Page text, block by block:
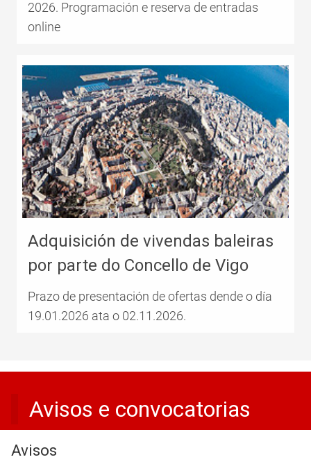
2026. Programación e reserva de entradas
online
Adquisición de vivendas baleiras
por parte do Concello de Vigo
Prazo de presentación de ofertas dende o día
19.01.2026 ata o 02.11.2026.
Avisos e convocatorias
Avisos